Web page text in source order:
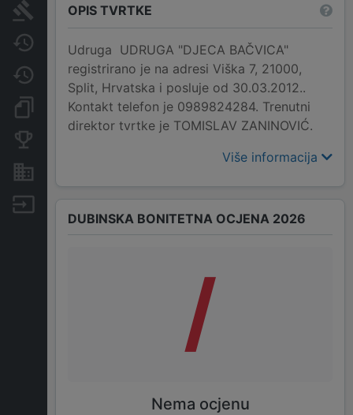
Sudske objave
Javne nabavke
Promjene
Dokumenti i objave
Izvoz
OPIS TVRTKE
Udruga UDRUGA "DJECA BAČVICA"
registrirano je na adresi Viška 7, 21000,
Split, Hrvatska i posluje od 30.03.2012..
Kontakt telefon je 0989824284. Trenutni
direktor tvrtke je TOMISLAV ZANINOVIĆ.
Više informacija
DUBINSKA BONITETNA OCJENA 2026
/
Nema ocjenu